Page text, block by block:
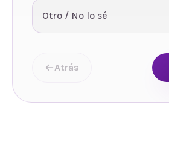
Otro / No lo sé
Atrás